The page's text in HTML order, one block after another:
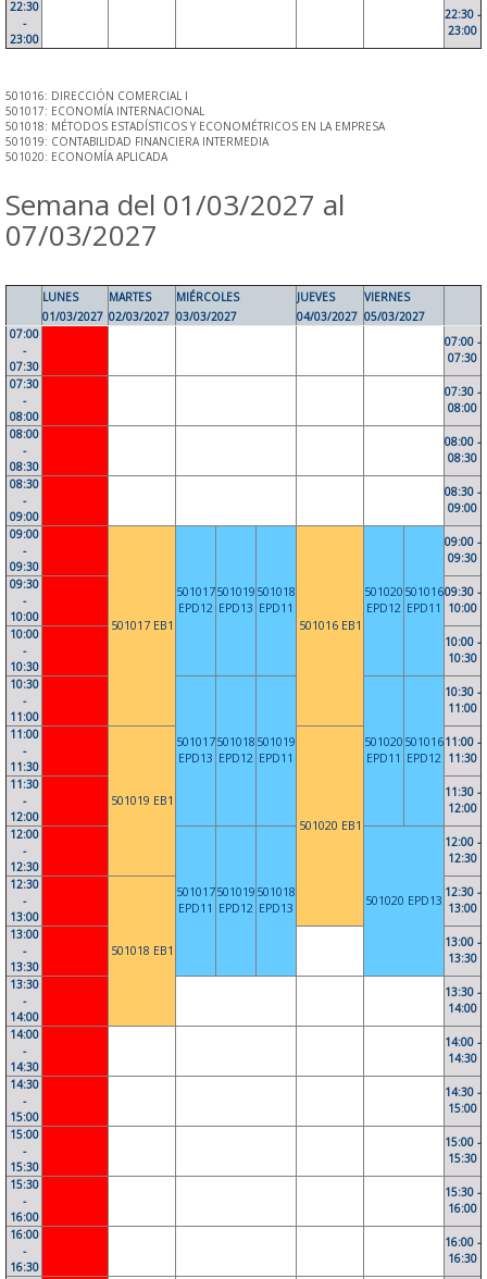
22:30
-
23:00
22:30 -
23:00
501016: DIRECCIÓN COMERCIAL I
501017: ECONOMÍA INTERNACIONAL
501018: MÉTODOS ESTADÍSTICOS Y ECONOMÉTRICOS EN LA EMPRESA
501019: CONTABILIDAD FINANCIERA INTERMEDIA
501020: ECONOMÍA APLICADA
Semana del 01/03/2027 al
07/03/2027
LUNES
01/03/2027
MARTES
02/03/2027
MIÉRCOLES
03/03/2027
JUEVES
04/03/2027
VIERNES
05/03/2027
07:00
-
07:30
07:00 -
07:30
07:30
-
08:00
07:30 -
08:00
08:00
-
08:30
08:00 -
08:30
08:30
-
09:00
08:30 -
09:00
09:00
-
09:30
501017 EB1
501017
EPD12
501019
EPD13
501018
EPD11
501016 EB1
501020
EPD12
501016
EPD11
09:00 -
09:30
09:30
-
10:00
09:30 -
10:00
10:00
-
10:30
10:00 -
10:30
10:30
-
11:00
501017
EPD13
501018
EPD12
501019
EPD11
501020
EPD11
501016
EPD12
10:30 -
11:00
11:00
-
11:30
501019 EB1
501020 EB1
11:00 -
11:30
11:30
-
12:00
11:30 -
12:00
12:00
-
12:30
501017
EPD11
501019
EPD12
501018
EPD13
501020 EPD13
12:00 -
12:30
12:30
-
13:00
501018 EB1
12:30 -
13:00
13:00
-
13:30
13:00 -
13:30
13:30
-
14:00
13:30 -
14:00
14:00
-
14:30
14:00 -
14:30
14:30
-
15:00
14:30 -
15:00
15:00
-
15:30
15:00 -
15:30
15:30
-
16:00
15:30 -
16:00
16:00
-
16:30
16:00 -
16:30